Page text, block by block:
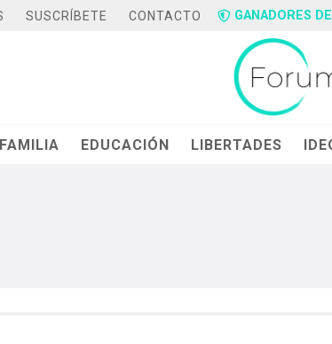
SUSCRÍBETE CONTACTO GANADORES
FAMILIA EDUCACIÓN LIBERTADES